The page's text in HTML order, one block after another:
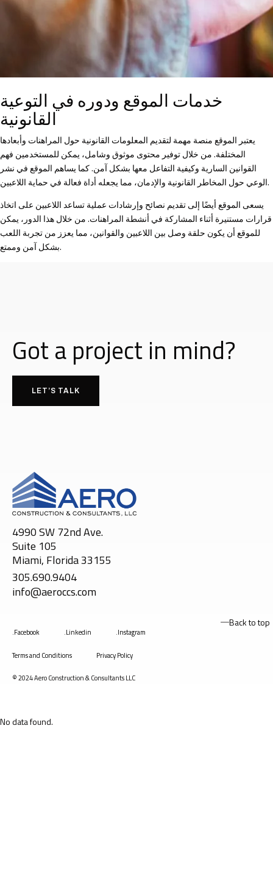
خدمات الموقع ودوره في التوعية
القانونية
يعتبر الموقع منصة مهمة لتقديم المعلومات القانونية حول المراهنات وأبعادها
المختلفة. من خلال توفير محتوى موثوق وشامل، يمكن للمستخدمين فهم
القوانين السارية وكيفية التفاعل معها بشكل آمن. كما يساهم الموقع في نشر
الوعي حول المخاطر القانونية والإدمان، مما يجعله أداة فعالة في حماية اللاعبين.
يسعى الموقع أيضًا إلى تقديم نصائح وإرشادات عملية تساعد اللاعبين على اتخاذ
قرارات مستنيرة أثناء المشاركة في أنشطة المراهنات. من خلال هذا الدور، يمكن
للموقع أن يكون حلقة وصل بين اللاعبين والقوانين، مما يعزز من تجربة اللعب
بشكل آمن وممتع.
Got a project in mind?
LET’S TALK
4990 SW 72nd Ave.
Suite 105
Miami, Florida 33155
305.690.9404
info@aeroccs.com
Back to top
© 2024 Aero Construction & Consultants LLC
Terms and Conditions Privacy Policy
.Facebook .Linkedin .Instagram
No data found.